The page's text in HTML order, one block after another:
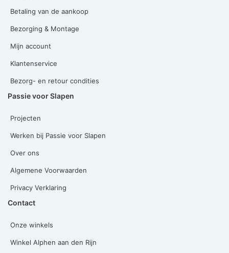
Betaling van de aankoop
Bezorging & Montage
Mijn account
Klantenservice
Bezorg- en retour condities
Passie voor Slapen
Projecten
Werken bij Passie voor Slapen
Over ons
Algemene Voorwaarden
Privacy Verklaring
Contact
Onze winkels
Winkel Alphen aan den Rijn